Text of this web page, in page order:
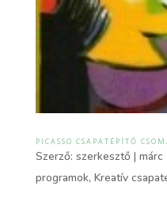
PICASSO CSAPATÉPÍTŐ
Szerző: szerkesztő| márc
programok, Kreatív